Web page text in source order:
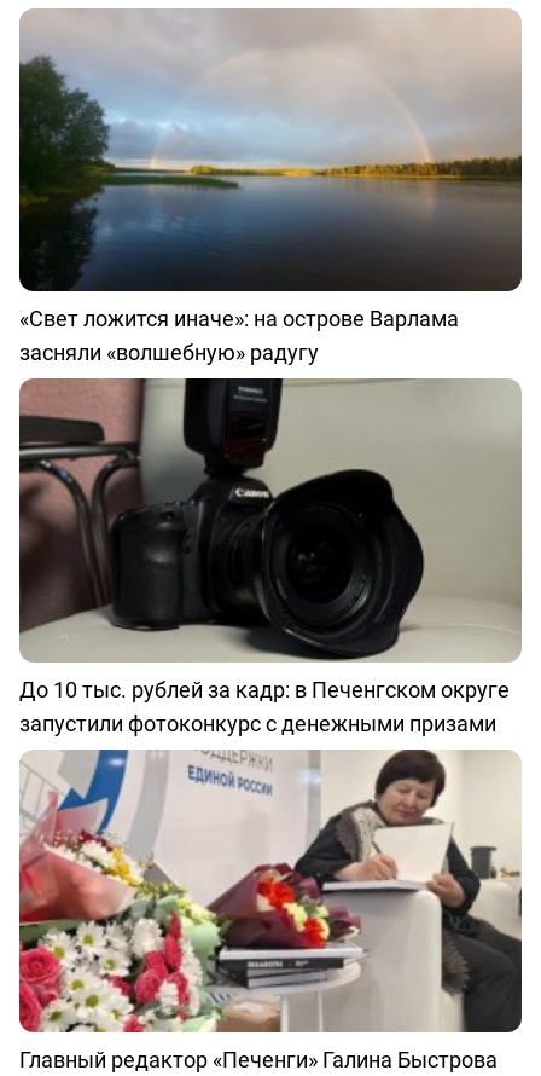
«Свет ложится иначе»: на острове Варлама
засняли «волшебную» радугу
До 10 тыс. рублей за кадр: в Печенгском округе
запустили фотоконкурс с денежными призами
Главный редактор «Печенги» Галина Быстрова